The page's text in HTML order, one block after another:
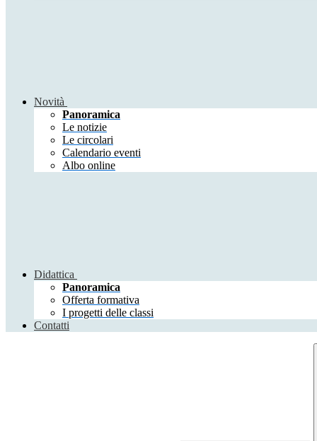
Novità
Panoramica
Le notizie
Le circolari
Calendario eventi
Albo online
Didattica
Panoramica
Offerta formativa
I progetti delle classi
Contatti